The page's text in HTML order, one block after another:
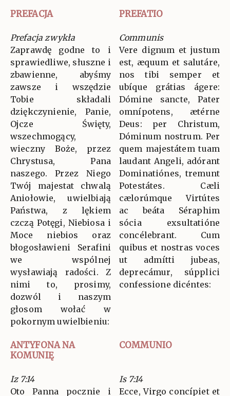
PREFACJA PREFATIO
Prefacja zwykła
Zaprawdę godne to i
sprawiedliwe, słuszne i
zbawienne, abyśmy
zawsze i wszędzie
Tobie składali
dziękczynienie, Panie,
Ojcze Święty,
wszechmogący,
wieczny Boże, przez
Chrystusa, Pana
naszego. Przez Niego
Twój majestat chwalą
Aniołowie, uwielbiają
Państwa, z lękiem
czczą Potęgi, Niebiosa i
Moce niebios oraz
błogosławieni Serafini
we wspólnej
wysławiają radości. Z
nimi to, prosimy,
dozwól i naszym
głosom wołać w
pokornym uwielbieniu:
Communis
Vere dignum et justum
est, æquum et salutáre,
nos tibi semper et
ubíque grátias ágere:
Dómine sancte, Pater
omnípotens, ætérne
Deus: per Christum,
Dóminum nostrum. Per
quem majestátem tuam
laudant Angeli, adórant
Dominatiónes, tremunt
Potestátes. Cæli
cælorúmque Virtútes
ac beáta Séraphim
sócia exsultatióne
concélebrant. Cum
quibus et nostras voces
ut admítti jubeas,
deprecámur, súpplici
confessione dicéntes:
ANTYFONA NA
KOMUNIĘ
COMMUNIO
Iz 7:14
Oto Panna pocznie i
Is 7:14
Ecce, Virgo concípiet et